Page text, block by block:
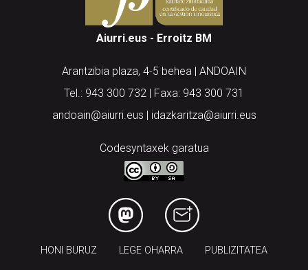
Aiurri.eus - Erroitz BM
Arantzibia plaza, 4-5 behea | ANDOAIN
Tel.: 943 300 732 | Faxa: 943 300 731
andoain@aiurri.eus | idazkaritza@aiurri.eus
Codesyntaxek garatua
HONI BURUZ LEGE OHARRA PUBLIZITATEA